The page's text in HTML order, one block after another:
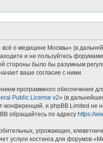
о медицине Москвы» (в
и не пользуйтесь
стороны было бы разумным
ваше согласие с ними.
программного обеспечения
Public License v2» (в
конференций, и phpBB Limited не
обращайтесь по адресу https://
угрожающих,
услуги хостинга для форумов